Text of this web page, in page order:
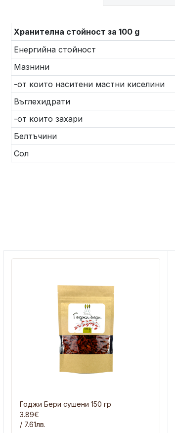
Хранителна стойност за 100 g
Енергийна стойност
Мазнини
-от които наситени мастни киселини
Въглехидрати
-от които захари
Белтъчини
Сол
Годжи Бери сушени 150 гр
3.89€
/ 7.61лв.